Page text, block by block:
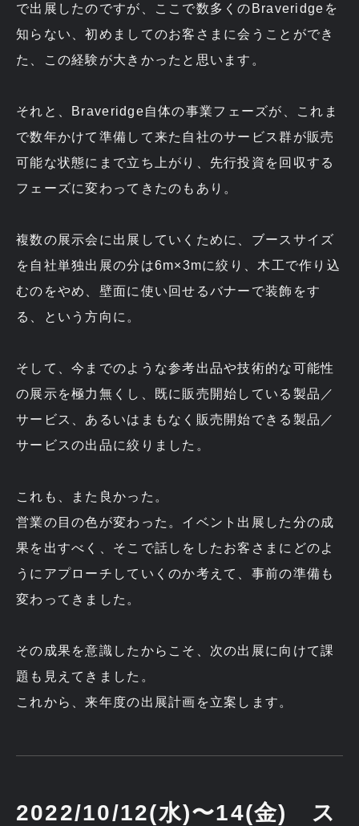
で出展したのですが、ここで数多くのBraveridgeを
知らない、初めましてのお客さまに会うことができ
た、この経験が大きかったと思います。
それと、Braveridge自体の事業フェーズが、これま
で数年かけて準備して来た自社のサービス群が販売
可能な状態にまで立ち上がり、先行投資を回収する
フェーズに変わってきたのもあり。
複数の展示会に出展していくために、ブースサイズ
を自社単独出展の分は6m×3mに絞り、木工で作り込
むのをやめ、壁面に使い回せるバナーで装飾をす
る、という方向に。
そして、今までのような参考出品や技術的な可能性
の展示を極力無くし、既に販売開始している製品／
サービス、あるいはまもなく販売開始できる製品／
サービスの出品に絞りました。
これも、また良かった。
営業の目の色が変わった。イベント出展した分の成
果を出すべく、そこで話しをしたお客さまにどのよ
うにアプローチしていくのか考えて、事前の準備も
変わってきました。
その成果を意識したからこそ、次の出展に向けて課
題も見えてきました。
これから、来年度の出展計画を立案します。
2022/10/12(水)〜14(金) ス